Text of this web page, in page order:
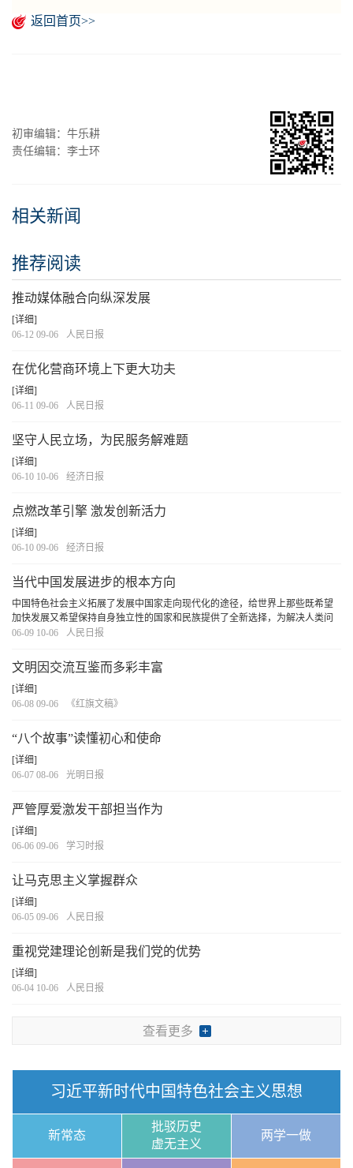
返回首页>>
初审编辑：牛乐耕
责任编辑：李士环
相关新闻
推荐阅读
推动媒体融合向纵深发展
[详细]
06-12 09-06
人民日报
在优化营商环境上下更大功夫
[详细]
06-11 09-06
人民日报
坚守人民立场，为民服务解难题
[详细]
06-10 10-06
经济日报
点燃改革引擎 激发创新活力
[详细]
06-10 09-06
经济日报
当代中国发展进步的根本方向
中国特色社会主义拓展了发展中国家走向现代化的途径，给世界上那些既希望
加快发展又希望保持自身独立性的国家和民族提供了全新选择，为解决人类问
题贡献了中国智慧和中国方案。中国特色社会主义以巨大的成功显示出科学社
06-09 10-06 人民日报
文明因交流互鉴而多彩丰富
[详细]
06-08 09-06
《红旗文稿》
“八个故事”读懂初心和使命
[详细]
06-07 08-06
光明日报
严管厚爱激发干部担当作为
[详细]
06-06 09-06
学习时报
让马克思主义掌握群众
[详细]
06-05 09-06
人民日报
重视党建理论创新是我们党的优势
[详细]
06-04 10-06
人民日报
查看更多
习近平新时代中国特色社会主义思想
新常态
批驳历史
虚无主义
两学一做